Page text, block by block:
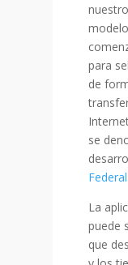
para
de
se
La
puede
que